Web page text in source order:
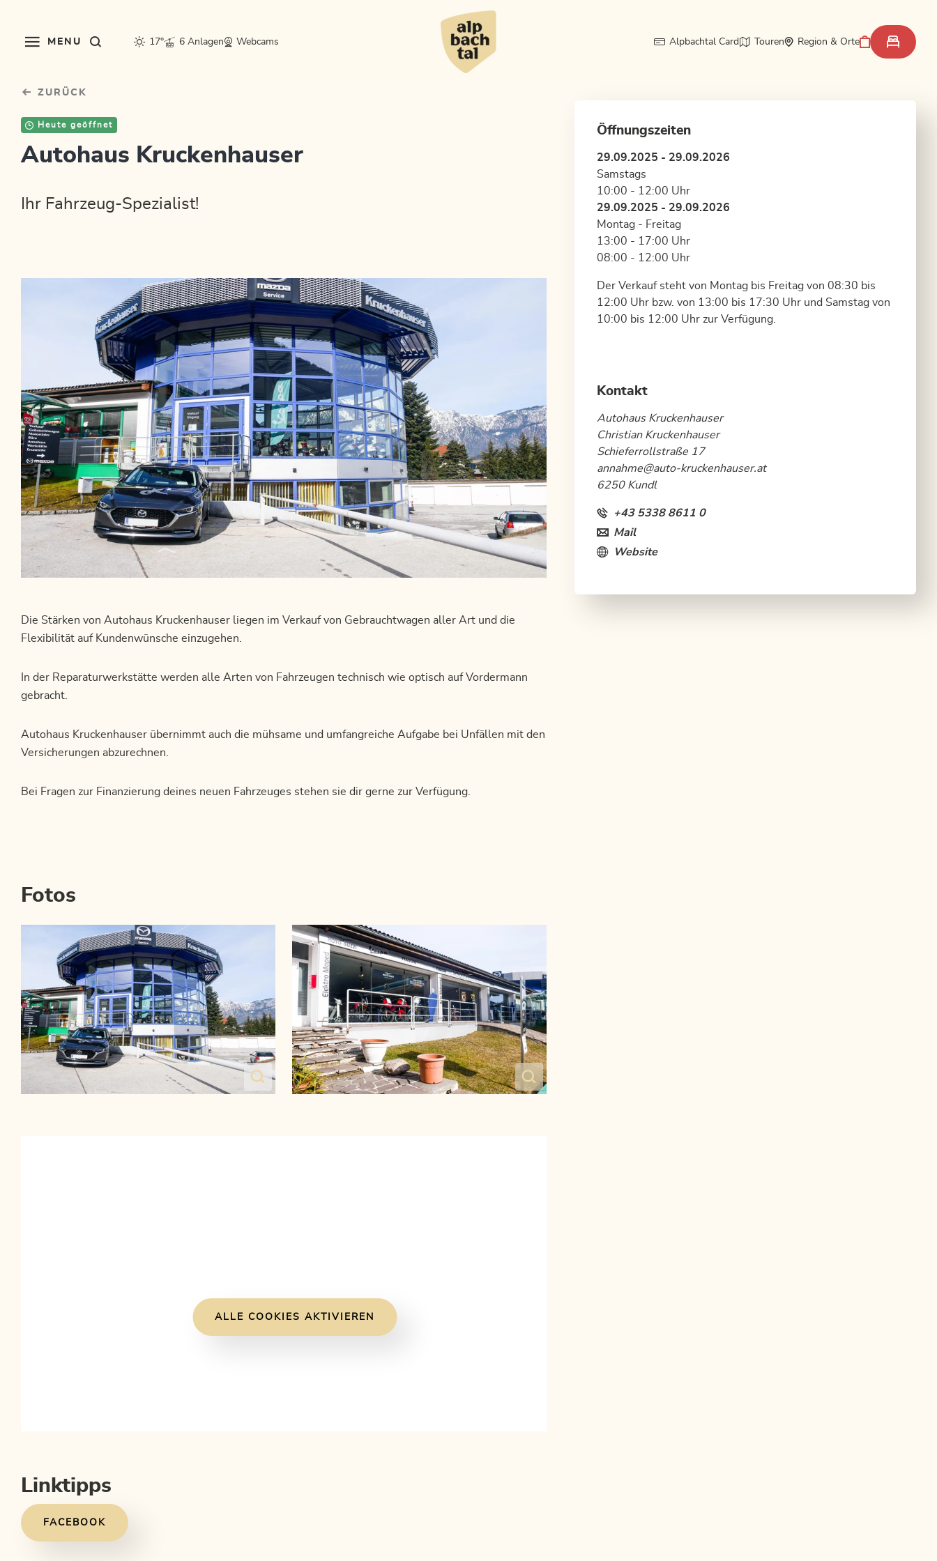
MENU 17° 6 Anlagen Webcams Alpbachtal Card Touren Region & Orte
ZURÜCK
Heute geöffnet
Autohaus Kruckenhauser
Ihr Fahrzeug-Spezialist!
Die Stärken von Autohaus Kruckenhauser liegen im Verkauf von Gebrauchtwagen aller Art und die
Flexibilität auf Kundenwünsche einzugehen.
In der Reparaturwerkstätte werden alle Arten von Fahrzeugen technisch wie optisch auf Vordermann
gebracht.
Autohaus Kruckenhauser übernimmt auch die mühsame und umfangreiche Aufgabe bei Unfällen mit den
Versicherungen abzurechnen.
Bei Fragen zur Finanzierung deines neuen Fahrzeuges stehen sie dir gerne zur Verfügung.
Fotos
ALLE COOKIES AKTIVIEREN
Linktipps
FACEBOOK
Öffnungszeiten
29.09.2025 - 29.09.2026
Samstags
10:00 - 12:00 Uhr
29.09.2025 - 29.09.2026
Montag - Freitag
13:00 - 17:00 Uhr
08:00 - 12:00 Uhr
Der Verkauf steht von Montag bis Freitag von 08:30 bis
12:00 Uhr bzw. von 13:00 bis 17:30 Uhr und Samstag von
10:00 bis 12:00 Uhr zur Verfügung.
Kontakt
Autohaus Kruckenhauser
Christian Kruckenhauser
Schieferrollstraße 17
annahme@auto-kruckenhauser.at
6250 Kundl
+43 5338 8611 0
Mail
Website